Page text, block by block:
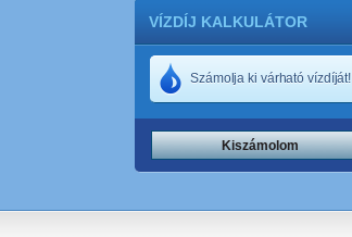
VÍZDÍJ KALKULÁTOR
Számolja ki várható vízdíját!
Kiszámolom